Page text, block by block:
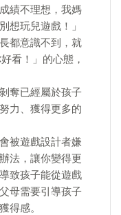
績不理想，我媽
想玩兒遊戲！」
都意識不到，就
看！」的心態，
奪已經屬於孩子
力、獲得更多的
被遊戲設計者嫌
法，讓你變得更
致孩子能從遊戲
母需要引導孩子
得感。